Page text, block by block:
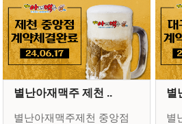
별난아재맥주 제천 ..
별난아재맥주제천 중앙점
별
별